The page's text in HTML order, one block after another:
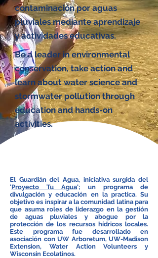
contaminación por aguas
pluviales mediante aprendizaje
y actividades educativas.
Be a leader in environmental
conservation, take action and
learn about water science and
stormwater pollution through
education and hands-on
activities.
El Guardián del Agua, iniciativa surgida del
'Proyecto Tu Agua'; un programa de
divulgación y educación en la practica. Su
objetivo es inspirar a la comunidad latina para
que asuma roles de liderazgo en la gestión
de aguas pluviales y abogue por la
protección de los recursos hídricos locales.
Este programa fue desarrollado en
asociación con UW Arboretum, UW-Madison
Extension, Water Action Volunteers y
Wisconsin Ecolatinos.